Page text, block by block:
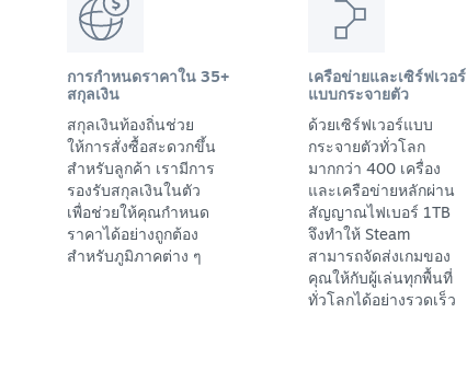
การกำหนดราคาใน 35+
สกุลเงิน
สกุลเงินท้องถิ่นช่วย
ให้การสั่งซื้อสะดวกขึ้น
สำหรับลูกค้า เรามีการ
รองรับสกุลเงินในตัว
เพื่อช่วยให้คุณกำหนด
ราคาได้อย่างถูกต้อง
สำหรับภูมิภาคต่าง ๆ
เครือข่ายและเซิร์ฟเวอร์
แบบกระจายตัว
ด้วยเซิร์ฟเวอร์แบบ
กระจายตัวทั่วโลก
มากกว่า 400 เครื่อง
และเครือข่ายหลักผ่าน
สัญญาณไฟเบอร์ 1TB
จึงทำให้ Steam
สามารถจัดส่งเกมของ
คุณให้กับผู้เล่นทุกพื้นที่
ทั่วโลกได้อย่างรวดเร็ว